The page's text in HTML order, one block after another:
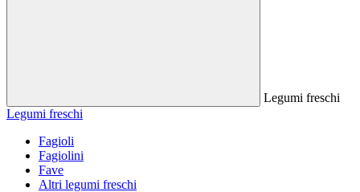
Legumi freschi
Legumi freschi
Fagioli
Fagiolini
Fave
Altri legumi freschi